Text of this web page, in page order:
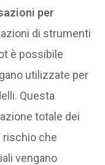
per
di strumenti
è possibile
utilizzate per
Questa
totale dei
rischio che
vengano